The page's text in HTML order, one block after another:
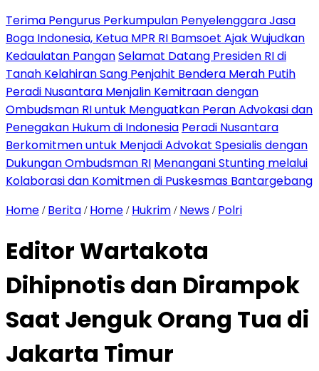
Terima Pengurus Perkumpulan Penyelenggara Jasa
Boga Indonesia, Ketua MPR RI Bamsoet Ajak Wujudkan
Kedaulatan PanganSelamat Datang Presiden RI di
Tanah Kelahiran Sang Penjahit Bendera Merah Putih
Peradi Nusantara Menjalin Kemitraan dengan
Ombudsman RI untuk Menguatkan Peran Advokasi dan
Penegakan Hukum di Indonesia Peradi Nusantara
Berkomitmen untuk Menjadi Advokat Spesialis dengan
Dukungan Ombudsman RI Menangani Stunting melalui
Kolaborasi dan Komitmen di Puskesmas Bantargebang
Home / Berita / Home / Hukrim / News / Polri
Editor Wartakota
Dihipnotis dan Dirampok
Saat Jenguk Orang Tua di
Jakarta Timur